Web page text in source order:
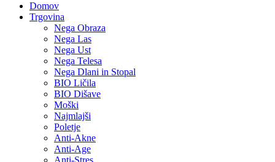
Domov
Trgovina
Nega Obraza
Nega Las
Nega Ust
Nega Telesa
Nega Dlani in Stopal
BIO Ličila
BIO Dišave
Moški
Najmlajši
Poletje
Anti-Akne
Anti-Age
Anti-Stres